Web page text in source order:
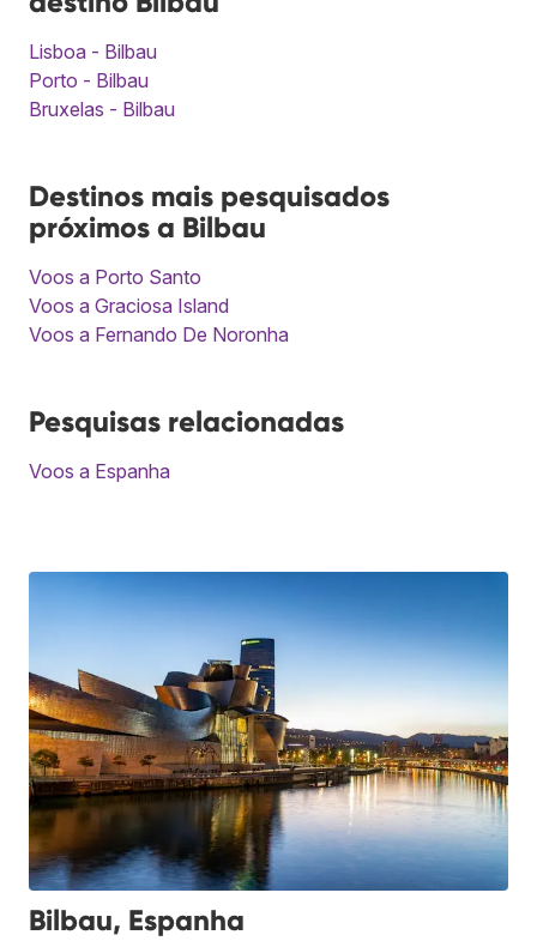
Lisboa - Bilbau
Porto - Bilbau
Bruxelas - Bilbau
Destinos mais pesquisados
próximos a Bilbau
Voos a Porto Santo
Voos a Graciosa Island
Voos a Fernando De Noronha
Pesquisas relacionadas
Voos a Espanha
Bilbau, Espanha